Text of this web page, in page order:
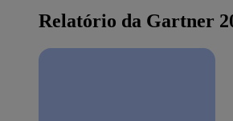
Relatório da Gartner